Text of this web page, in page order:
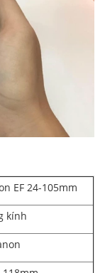
EF 24-105mm
kính